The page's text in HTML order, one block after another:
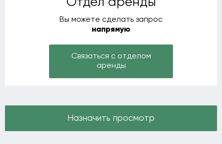
Вы можете сделать запрос
напрямую
Связаться с отделом
аренды
Назначить просмотр